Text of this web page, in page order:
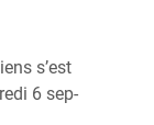
s’est
6 sep­